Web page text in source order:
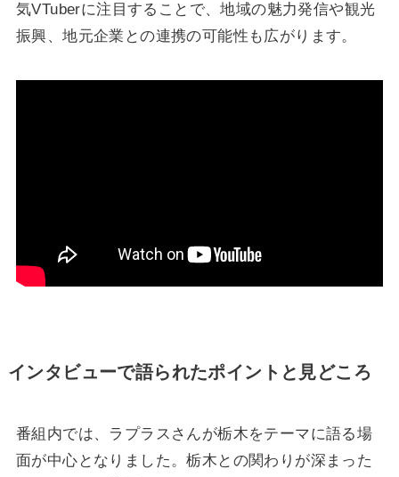
気VTuberに注目することで、地域の魅力発信や観光
振興、地元企業との連携の可能性も広がります。
インタビューで語られたポイントと見どころ
番組内では、ラプラスさんが栃木をテーマに語る場
面が中心となりました。栃木との関わりが深まった